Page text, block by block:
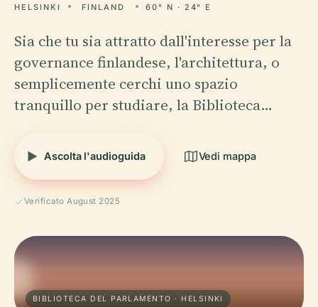
HELSINKI FINLAND 60° N · 24° E
Sia che tu sia attratto dall'interesse per la
governance finlandese, l'architettura, o
semplicemente cerchi uno spazio
tranquillo per studiare, la Biblioteca…
Ascolta l'audioguida Vedi mappa
Verificato August 2025
BIBLIOTECA DEL PARLAMENTO · HELSINKI